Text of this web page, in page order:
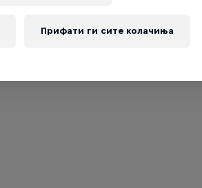
Прифати ги сите колачиња